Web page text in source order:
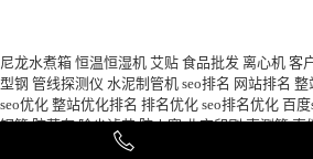
尼龙水煮箱 恒温恒湿机 艾贴 食品批发 离心机 客
型钢 管线探测仪 水泥制管机 seo排名 网站排名 整
seo优化 整站优化排名 排名优化 seo排名优化 百度
钢管 防草布 除尘滤芯 防火窗 北京印刷 声测管 直
压滤机